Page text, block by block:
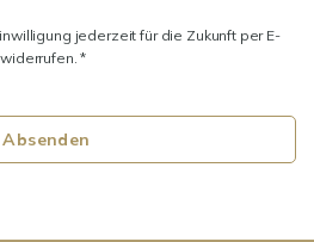
jederzeit für die Zukunft per E-
*
Absenden